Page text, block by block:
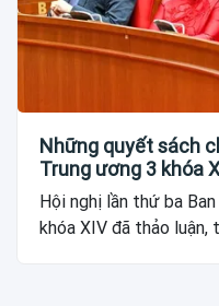
Những quyết sách
Trung ương 3 khóa
Hội nghị lần thứ ba
khóa XIV đã thảo luận,